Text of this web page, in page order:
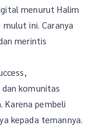
menurut Halim
ini. Caranya
merintis
komunitas
Karena pembeli
kepada temannya.